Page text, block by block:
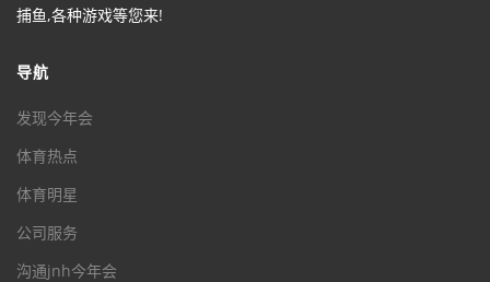
捕鱼,各种游戏等您来!
导航
发现今年会
体育热点
体育明星
公司服务
沟通jnh今年会